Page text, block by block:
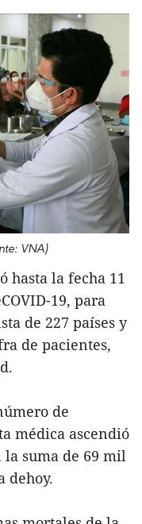
VNA)
hasta la fecha 11
19, para
de 227 países y
de pacientes,
de
médica ascendió
la suma de 69 mil
dehoy.